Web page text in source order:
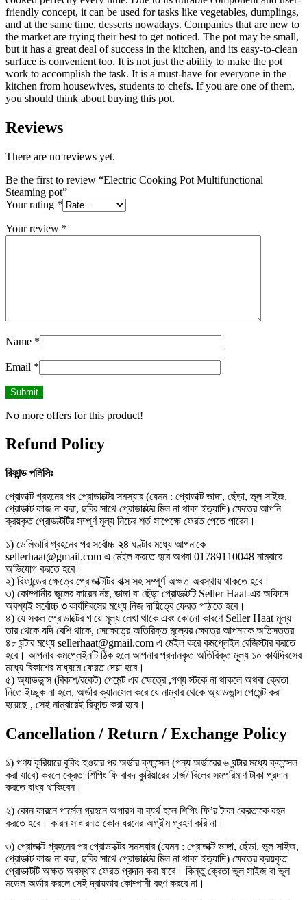
friendly concept, it can be used for tasks like vegetables, dumplings,
and at the same time, desserts nowadays. Companies that are new to
the market are trying their best to get noticed. The pot may be small,
but it has a great deal of success in the kitchen, and its easy-to-clean
surface is convenient too. It is not just the ability to make the pot
work to accomplish the task. It is a must-have for everyone in the
kitchen from housewives, students to chefs. If you are one of them,
you should think about buying this pot.
Reviews
There are no reviews yet.
Be the first to review “Electric Cooking Pot Multifunctional
Steaming pot”
Your rating *
Your review *
Name *
Email *
No more offers for this product!
Refund Policy
রিফান্ড পলিসিঃ
প্রোডাক্ট গ্রহনের পর প্রোডাক্টের সমস্যার (যেমন : প্রোডাক্ট ভাঙ্গা, ছেঁড়া, ভুল সাইজ,
প্রোডাক্ট কাজ না করা, ছবির সাথে প্রোডাক্টের মিল না থাকা ইত্যাদি) ক্ষেত্রে আপনি
ক্রয়কৃত প্রোডাক্টটির সম্পূর্ণ মূল্য নিচের শর্ত সাপেক্ষে ফেরত পেতে পারেন।
১) ডেলিভারি গ্রহনের পর সর্বোচ্চ ২৪ ঘণ্টার মধ্যে আপনাকে
sellerhaat@gmail.com এ মেইল করতে হবে অখবা 01789110048 নাম্বারে
অভিযোগ করতে হবে।
২) রিফান্ডের ক্ষেত্রে প্রোডাক্টটির বাক্স সহ সম্পূর্ণ অক্ষত অবস্থায় থাকতে হবে।
৩) কোম্পানীর ভুলের কারেন নষ্ট, ভাঙ্গা বা ছেঁড়া প্রোডাক্টটি Seller Haat-এর অফিসে
অবশ্যই সর্বোচ্চ ৩কার্যদিবসের মধ্যে নিজ দায়িত্বে ফেরত পাঠাতে হবে।
৪) যে সকল প্রোডাক্টের গায়ে মূল্য লেখা থাকে এবং কোনো কারণে Seller Haat মূল্য
তার থেকে যদি বেশি থাকে, সেক্ষেত্রে অতিরিক্ত মূল্যের ক্ষেত্রে আপনাকে অতিসত্তর
৪৮ ঘন্টার মধ্যে sellerhaat@gmail.com এ মেইল করে কমপ্লেইন রেজিস্টার করতে
হবে। আপনার কমপ্লেইনটি ঠিক হলে আপনার প্রদানকৃত অতিরিক্ত মূল্য ১০ কার্যদিবসের
মধ্যে বিকাশের মাধ্যমে ফেরত দেয়া হবে।
৫) অ্যাডভান্স (বিকাশ/রকেট) পেমেন্ট এর ক্ষেত্রে ,পণ্য স্টকে না থাকলে অথবা ক্রেতা
নিতে ইচ্ছুক না হলে, অর্ডার ক্যানসেল করে যে নাম্বার থেকে অ্যাডভান্স পেমেন্ট করা
হয়েছে , সেই নাম্বারেই রিফান্ড করা হবে।
Cancellation / Return / Exchange Policy
১) পণ্য কুরিয়ারে বুকিং হওয়ার পর অর্ডার ক্যান্সেল (পন্য অর্ডারের ৬ ঘন্টার মধ্যে ক্যান্সেল
করা যাবে) করলে ক্রেতা শিপিং ফি বাবদ কুরিয়ারের চার্জ/ বিলের সমপরিমাণ টাকা প্রদান
করতে বাধ্য থাকিবেন।
২) কোন কারনে পার্সেল গ্রহনে অপারগ বা ব্যর্থ হলে শিপিং ফি’র টাকা ক্রেতাকে বহন
করতে হবে। কারন সাধারনত কোন ধরনের অগ্রীম গ্রহণ করি না।
৩) প্রোডাক্ট গ্রহনের পর প্রোডাক্টের সমস্যার (যেমন : প্রোডাক্ট ভাঙ্গা, ছেঁড়া, ভুল সাইজ,
প্রোডাক্ট কাজ না করা, ছবির সাথে প্রোডাক্টের মিল না থাকা ইত্যাদি) ক্ষেত্রে ক্রয়কৃত
প্রোডাক্টটি অক্ষত অবস্থায় ফেরত প্রদান করা যাবে। কিন্তু ক্রেতা ভুল সাইজ বা ভুল
মডেল অর্ডার করলে সেই দ্বায়ভার কোম্পানী বহণ করবে না।